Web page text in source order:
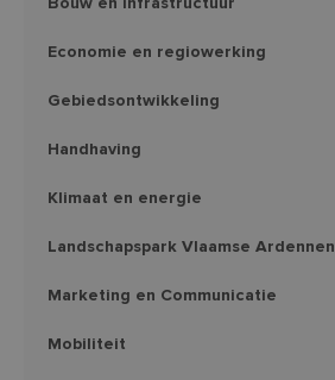
Economie en regiowerking
Gebiedsontwikkeling
Handhaving
Klimaat en energie
Landschapspark Vlaamse Ardennen
Marketing en Communicatie
Mobiliteit